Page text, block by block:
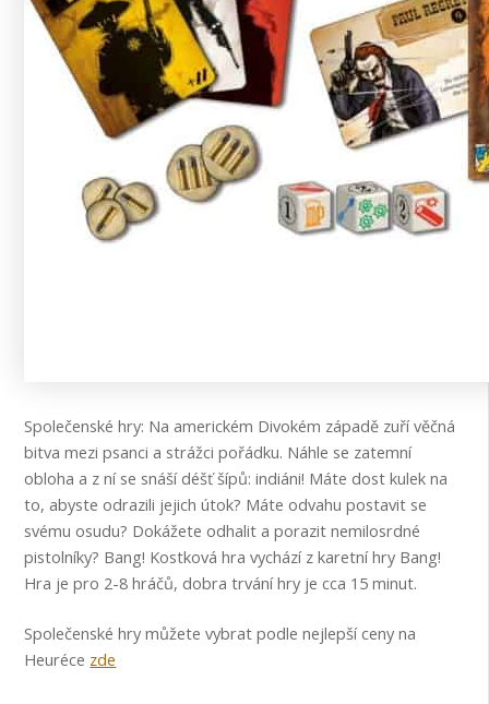
Společenské hry: Na americkém Divokém západě zuří věčná
bitva mezi psanci a strážci pořádku. Náhle se zatemní
obloha a z ní se snáší déšť šípů: indiáni! Máte dost kulek na
to, abyste odrazili jejich útok? Máte odvahu postavit se
svému osudu? Dokážete odhalit a porazit nemilosrdné
pistolníky? Bang! Kostková hra vychází z karetní hry Bang!
Hra je pro 2-8 hráčů, dobra trvání hry je cca 15 minut.
Společenské hry můžete vybrat podle nejlepší ceny na
Heuréce zde